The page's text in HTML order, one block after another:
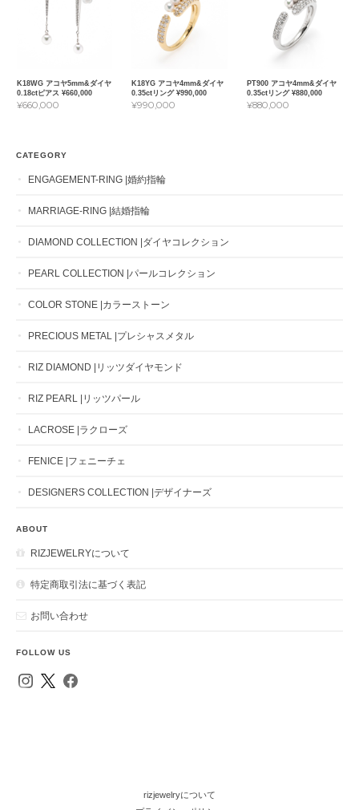
K18WG アコヤ5mm&ダイヤ
0.18ctピアス ¥660,000
¥660,000
K18YG アコヤ4mm&ダイヤ
0.35ctリング ¥990,000
¥990,000
PT900 アコヤ4mm&ダイヤ
0.35ctリング ¥880,000
¥880,000
CATEGORY
ENGAGEMENT-RING |婚約指輪
MARRIAGE-RING |結婚指輪
DIAMOND COLLECTION |ダイヤコレクション
PEARL COLLECTION |パールコレクション
COLOR STONE |カラーストーン
PRECIOUS METAL |プレシャスメタル
RIZ DIAMOND |リッツダイヤモンド
RIZ PEARL |リッツパール
LACROSE |ラクローズ
FENICE |フェニーチェ
DESIGNERS COLLECTION |デザイナーズ
ABOUT
RIZJEWELRYについて
特定商取引法に基づく表記
お問い合わせ
FOLLOW US
rizjewelryについて